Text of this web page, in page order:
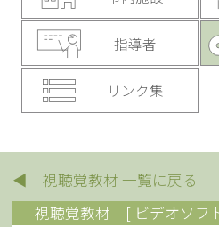
指導者
リンク集
◀ 視聴覚教材 一覧に戻る
視聴覚教材
[ ビデオソフ